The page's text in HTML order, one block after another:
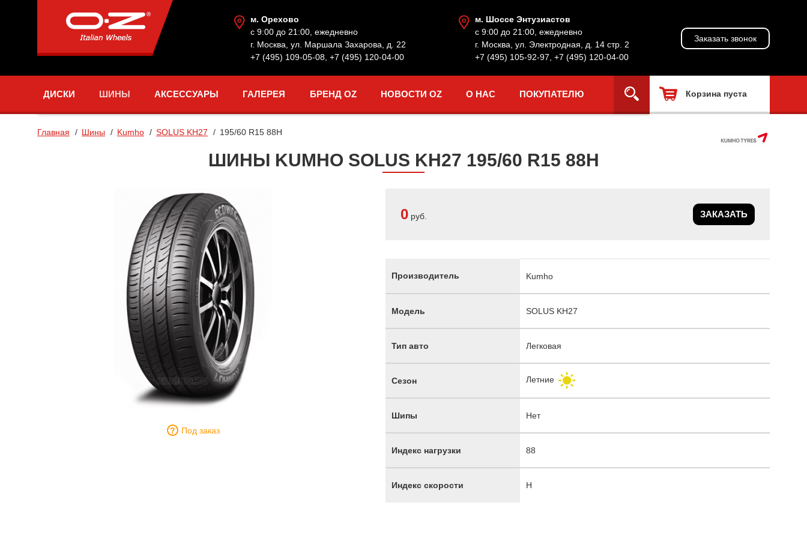
м. Орехово
с 9:00 до 21:00, ежедневно
г. Москва, ул. Маршала Захарова, д. 22
+7 (495) 109-05-08 +7 (495) 120-04-00
м. Шоссе Энтузиастов
с 9:00 до 21:00, ежедневно
г. Москва, ул. Электродная, д. 14 стр. 2
+7 (495) 105-92-97 +7 (495) 120-04-00
Заказать звонок
ДИСКИ ШИНЫ АКСЕССУАРЫ ГАЛЕРЕЯ БРЕНД OZ НОВОСТИ OZ О НАС ПОКУПАТЕЛЮ Корзина пуста
Главная Шины Kumho SOLUS KH27 195/60 R15 88H
ШИНЫ KUMHO SOLUS KH27 195/60 R15 88H
Под заказ
0 руб. ЗАКАЗАТЬ
Производитель Kumho
Модель SOLUS KH27
Тип авто Легковая
Сезон Летние
Шипы Нет
Индекс нагрузки 88
Индекс скорости H